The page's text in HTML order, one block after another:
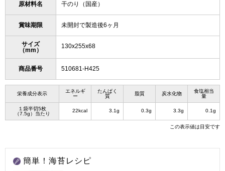
原材料名 干のり（国産）
賞味期限 未開封で製造後6ヶ月
サイズ
（mm）
130x255x68
商品番号 510681-H425
栄養成分表示
エネルギ
ー
たんぱく
質
脂質 炭水化物
食塩相当
量
１袋半切5枚
（7.5g）当たり
22kcal 3.1g 0.3g 3.3g 0.1g
この表示値は目安です
簡単！海苔レシピ